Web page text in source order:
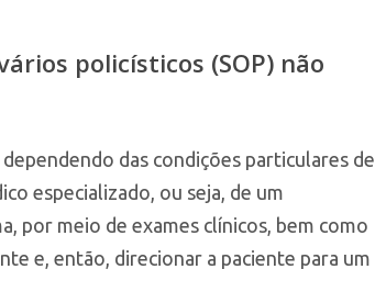
policísticos (SOP) não
das condições particulares de
especializado, ou seja, de um
por meio de exames clínicos, bem como
e, então, direcionar a paciente para um